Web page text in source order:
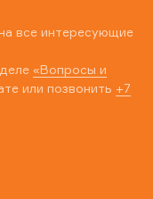
все интересующие
«Вопросы и
или позвонить +7